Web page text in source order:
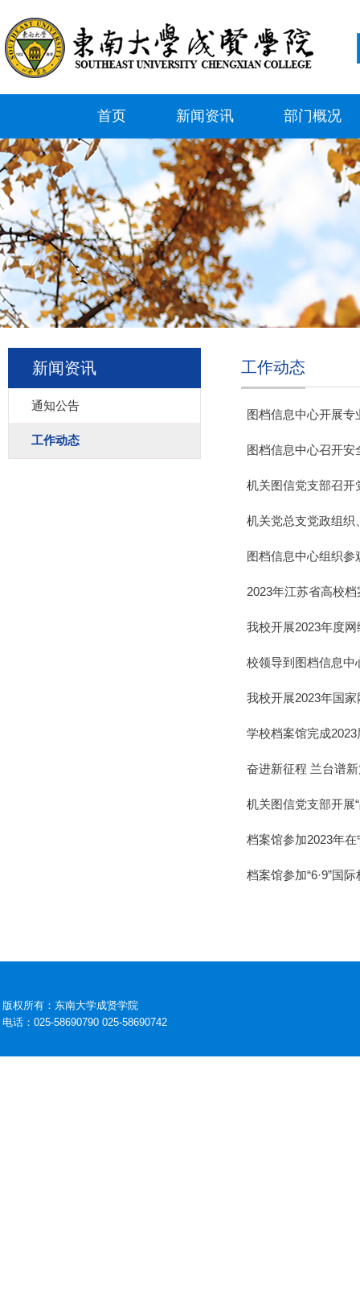
首页 新闻资讯 部门概况
新闻资讯
通知公告
工作动态
工作动态
图档信息中心开展
图档信息中心召开安
机关图信党支部召开
机关党总支党政组织
图档信息中心组织参
2023年江苏省高校
我校开展2023年度
校领导到图档信息中
我校开展2023年国
学校档案馆完成
奋进新征程 兰台谱
机关图信党支部开展
档案馆参加2023年
档案馆参加“6·9”国
版权所有：东南大学成贤学院
电话：025-58690790 025-58690742